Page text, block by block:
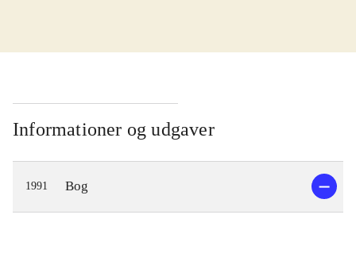
Informationer og udgaver
1991 Bog